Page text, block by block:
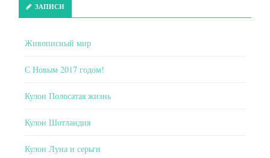
ЗАПИСИ
Живописный мир
С Новым 2017 годом!
Кулон Полосатая жизнь
Кулон Шотландия
Кулон Луна и серьги